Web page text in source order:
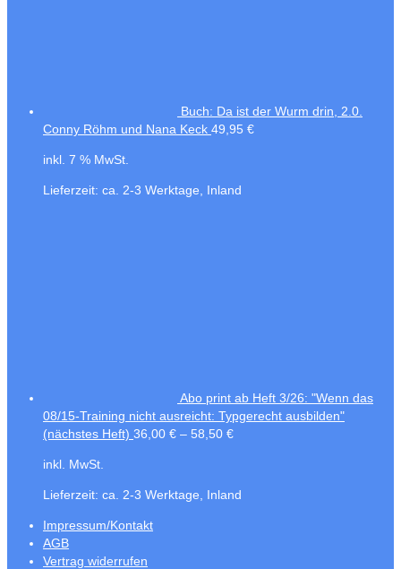
Buch: Da ist der Wurm drin, 2.0.
Conny Röhm und Nana Keck 49,95 €
inkl. 7 % MwSt.
Lieferzeit: ca. 2-3 Werktage, Inland
Abo print ab Heft 3/26: "Wenn das
08/15-Training nicht ausreicht: Typgerecht ausbilden"
(nächstes Heft) 36,00 € – 58,50 €
inkl. MwSt.
Lieferzeit: ca. 2-3 Werktage, Inland
Impressum/Kontakt
AGB
Vertrag widerrufen